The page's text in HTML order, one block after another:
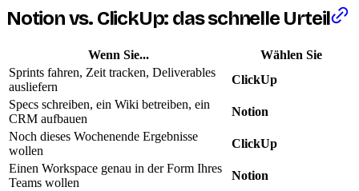
Notion vs. ClickUp: das schnelle Urteil
Wenn Sie...
Wählen Sie
Sprints fahren, Zeit tracken, Deliverables
ausliefern
ClickUp
Specs schreiben, ein Wiki betreiben, ein
CRM aufbauen
Notion
Noch dieses Wochenende Ergebnisse
wollen
ClickUp
Einen Workspace genau in der Form Ihres
Teams wollen
Notion